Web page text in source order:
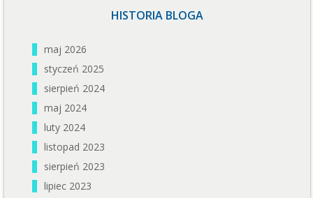
HISTORIA BLOGA
maj 2026
styczeń 2025
sierpień 2024
maj 2024
luty 2024
listopad 2023
sierpień 2023
lipiec 2023